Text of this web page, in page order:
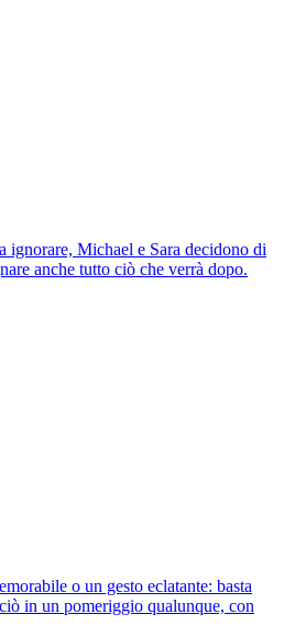
ignorare, Michael e Sara decidono di
anche tutto ciò che verrà dopo.
o un gesto eclatante: basta
in un pomeriggio qualunque, con